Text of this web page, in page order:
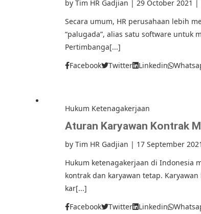
by Tim HR Gadjian | 29 October 2021 |
Secara umum, HR perusahaan lebih
“palugada”, alias satu software untuk
Pertimbanga[...]
Facebook
Twitter Linkedin
Hukum Ketenagakerjaan
Aturan Karyawan Kontrak
by Tim HR Gadjian | 17 September 2021
Hukum ketenagakerjaan di Indonesia
kontrak dan karyawan tetap.
kar[...]
Facebook
Twitter Linkedin